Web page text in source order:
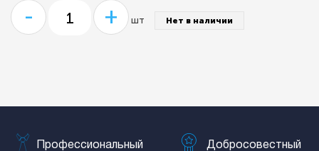
- + шт Нет в наличии
Профессиональный Добросовестный